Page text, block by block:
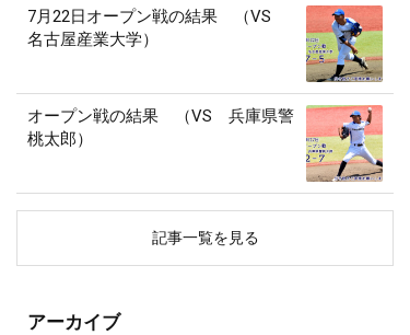
7月22日オープン戦の結果 （VS
名古屋産業大学）
オープン戦の結果 （VS 兵庫県警
桃太郎）
記事一覧を見る
アーカイブ